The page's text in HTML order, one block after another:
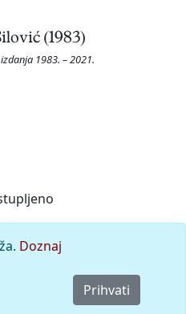
(1983)
1983. – 2021.
Doznaj
Prihvati